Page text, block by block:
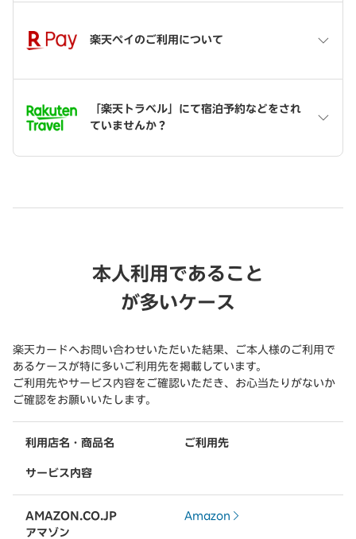
楽天ペイのご利用について
「楽天トラベル」にて宿泊予約などをされ
ていませんか？
本人利用であること
が多いケース
楽天カードへお問い合わせいただいた結果、ご本人様のご利用で
あるケースが特に多いご利用先を掲載しています。
ご利用先やサービス内容をご確認いただき、お心当たりがないか
ご確認をお願いいたします。
利用店名・商品名 ご利用先
サービス内容
AMAZON.CO.JP
アマゾン
Amazon